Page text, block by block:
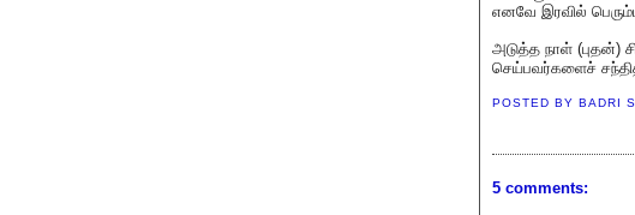
எனவே இரவில்
அடுத்த நாள் (புதன்)
செய்பவர்களைச்
POSTED BY BADRI
5 comments: